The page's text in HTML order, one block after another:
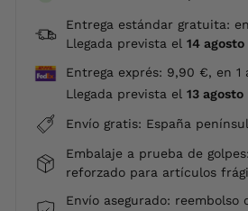
Entrega estándar gratuita:
Llegada prevista el 14 agosto
Entrega exprés: 9,90 €, en 1
Llegada prevista el 13 agosto
Envío gratis: España
Embalaje a prueba de
reforzado para artículos
Envío asegurado: reembolso